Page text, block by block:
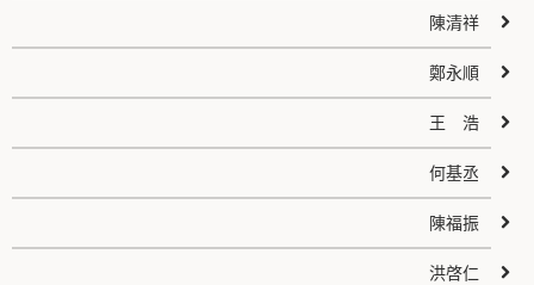
陳清祥
鄭永順
王 浩
何基丞
陳福振
洪啓仁